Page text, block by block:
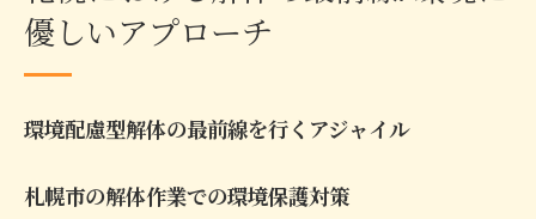
優しいアプローチ
環境配慮型解体の最前線を行くアジャイル
札幌市の解体作業での環境保護対策